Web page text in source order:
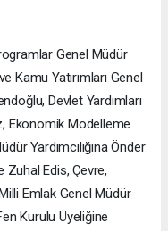
Genel Müdür
Kamu Yatırımları Genel
Devlet Yardımları
Ekonomik Modelleme
Yardımcılığına Önder
Zuhal Edis, Çevre,
Emlak Genel Müdür
Kurulu Üyeliğine